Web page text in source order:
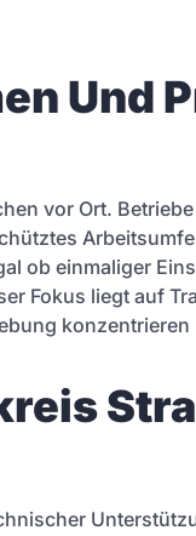
Und
vor Ort.
ob einmaliger
Fokus liegt auf